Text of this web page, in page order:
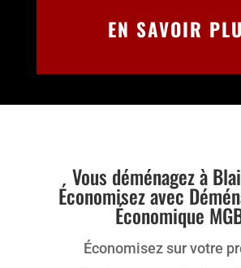
EN SAVOIR
Vous déménagez à
Économisez avec
Économique
Économisez sur votre